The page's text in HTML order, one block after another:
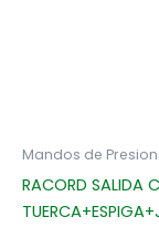
Mandos de Presion
RACORD SALIDA